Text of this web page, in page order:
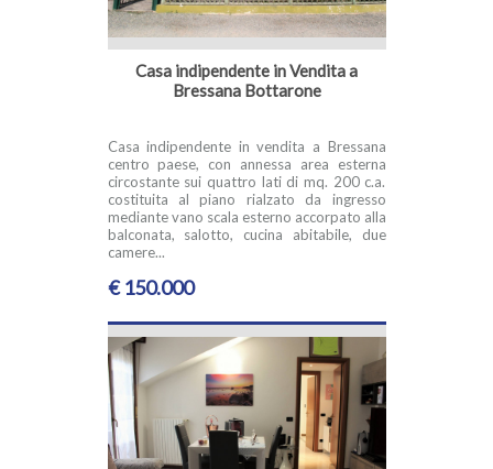
Casa indipendente in Vendita a
Bressana Bottarone
Casa indipendente in vendita a Bressana
centro paese, con annessa area esterna
circostante sui quattro lati di mq. 200 c.a.
costituita al piano rialzato da ingresso
mediante vano scala esterno accorpato alla
balconata, salotto, cucina abitabile, due
camere...
€ 150.000